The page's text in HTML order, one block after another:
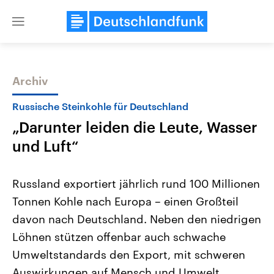
Close
Themen
Landtagswahl Sachsen-Anhalt
2026
Alle Informationen
Sachsen-Anhalt wählt am 6.
September 2026 einen neuen
Landtag. Seit 2021 wird das
Bundesland von einer Koalition aus
USA
Aktuelle Beiträge,
Hintergründe
Wirtschaftlich und
gehören die Vereinigten
den mächtigsten Ländern
mit großem Einfluss auf
Archiv
Russische Steinkohle für Deutschland
„Darunter leiden die Leute, Wasser
und Luft“
Russland exportiert jährlich rund 100 Millionen
Tonnen Kohle nach Europa – einen Großteil
davon nach Deutschland. Neben den niedrigen
Löhnen stützen offenbar auch schwache
Umweltstandards den Export, mit schweren